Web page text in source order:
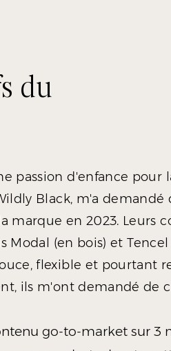
du
passion d'enfance pour
Black, m'a demandé
marque en 2023. Leurs
Modal (en bois) et
flexible et pourtant
ils m'ont demandé de
go-to-market sur 3